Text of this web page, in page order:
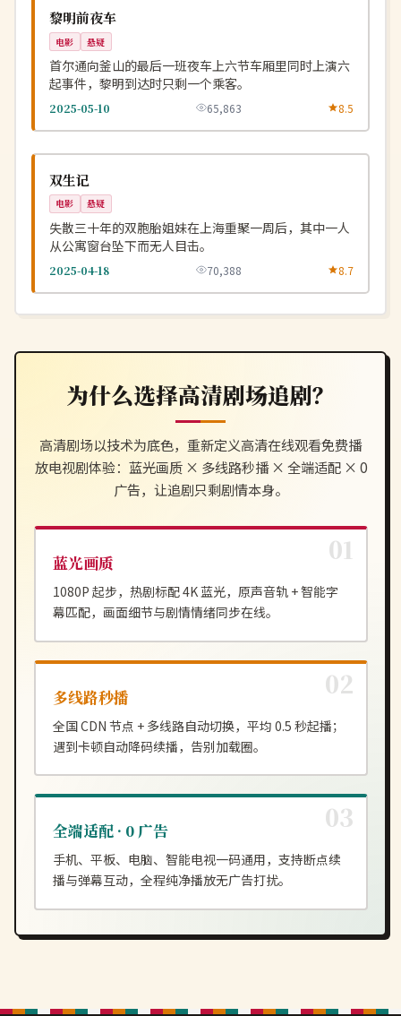
韩国
黎明前夜车
电影 悬疑
首尔通向釜山的最后一班夜车上六节车厢里同时上演六
起事件，黎明到达时只剩一个乘客。
2025-05-10 65,863 8.5
中国
双生记
电影 悬疑
失散三十年的双胞胎姐妹在上海重聚一周后，其中一人
从公寓窗台坠下而无人目击。
2025-04-18 70,388 8.7
为什么选择高清剧场追剧？
高清剧场以技术为底色，重新定义高清在线观看免费播
放电视剧体验：蓝光画质 × 多线路秒播 × 全端适配 × 0
广告，让追剧只剩剧情本身。
蓝光画质
1080P 起步，热剧标配 4K 蓝光，原声音轨 + 智能字
幕匹配，画面细节与剧情情绪同步在线。
多线路秒播
全国 CDN 节点 + 多线路自动切换，平均 0.5 秒起播；
遇到卡顿自动降码续播，告别加载圈。
全端适配 · 0 广告
手机、平板、电脑、智能电视一码通用，支持断点续
播与弹幕互动，全程纯净播放无广告打扰。